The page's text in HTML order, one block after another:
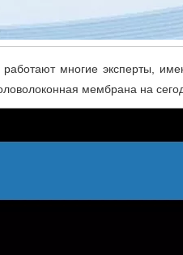
многие эксперты,
мембрана на